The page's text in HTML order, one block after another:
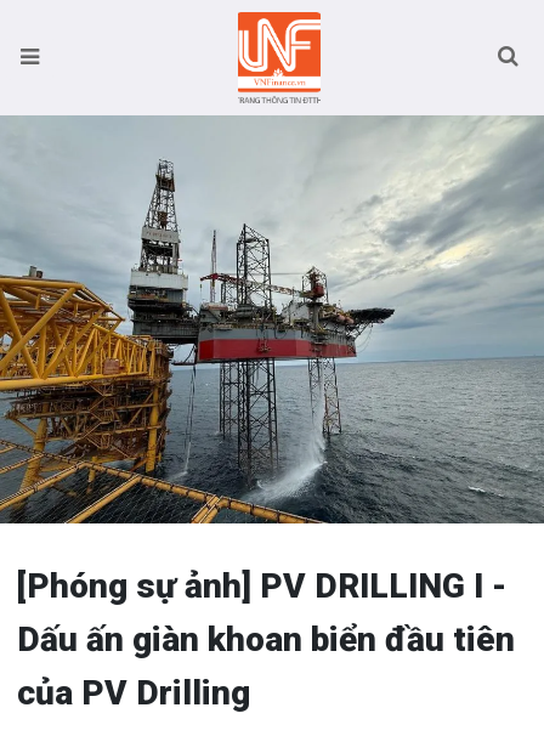
[Phóng sự ảnh] PV DRILLING I -
Dấu ấn giàn khoan biển đầu tiên
của PV Drilling